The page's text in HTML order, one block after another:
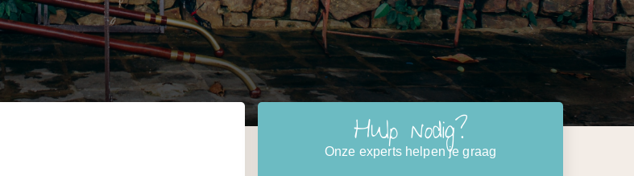
Hulp nodig?
Onze experts helpen je graag